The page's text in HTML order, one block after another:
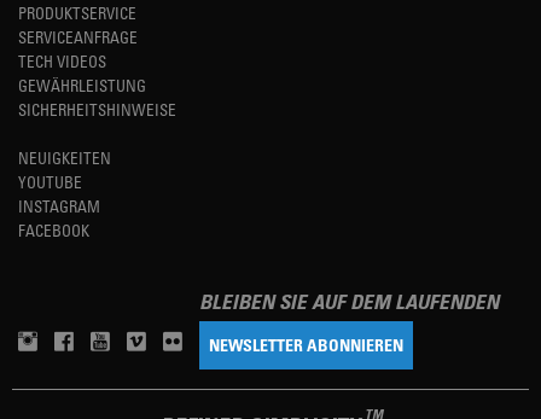
PRODUKTSERVICE
SERVICEANFRAGE
TECH VIDEOS
GEWÄHRLEISTUNG
SICHERHEITSHINWEISE
NEUIGKEITEN
YOUTUBE
INSTAGRAM
FACEBOOK
BLEIBEN SIE AUF DEM LAUFENDEN
NEWSLETTER ABONNIEREN
TM